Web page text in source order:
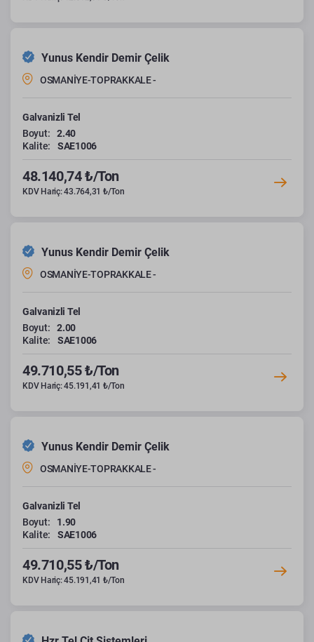
Yunus Kendir Demir Çelik
OSMANİYE-TOPRAKKALE -
Galvanizli Tel
Boyut:
2.40
Kalite:
SAE1006
48.140,74 ₺/Ton
KDV Hariç: 43.764,31 ₺/Ton
Yunus Kendir Demir Çelik
OSMANİYE-TOPRAKKALE -
Galvanizli Tel
Boyut:
2.00
Kalite:
SAE1006
49.710,55 ₺/Ton
KDV Hariç: 45.191,41 ₺/Ton
Yunus Kendir Demir Çelik
OSMANİYE-TOPRAKKALE -
Galvanizli Tel
Boyut:
1.90
Kalite:
SAE1006
49.710,55 ₺/Ton
KDV Hariç: 45.191,41 ₺/Ton